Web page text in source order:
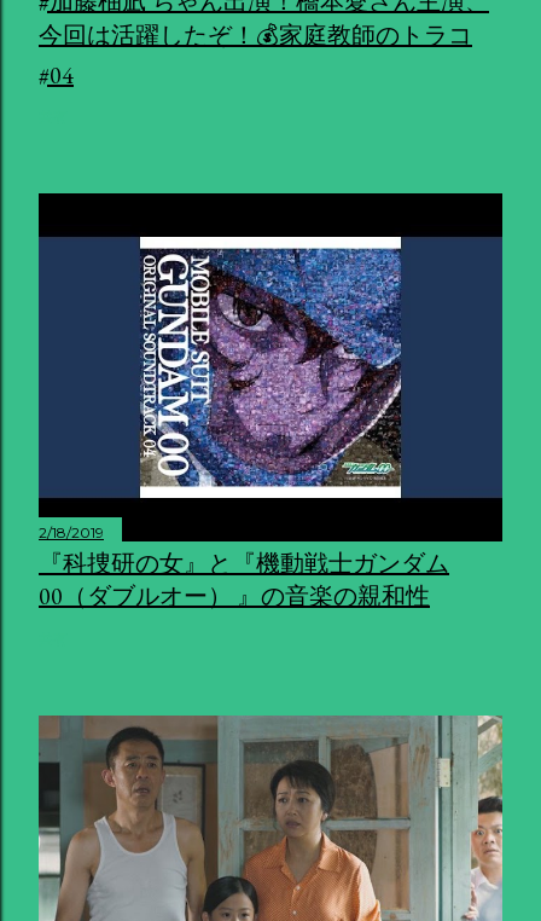
今回は活躍したぞ！💰家庭教師のトラコ
#04
2/18/2019
『科捜研の女』と『機動戦士ガンダム
00（ダブルオー） 』の音楽の親和性